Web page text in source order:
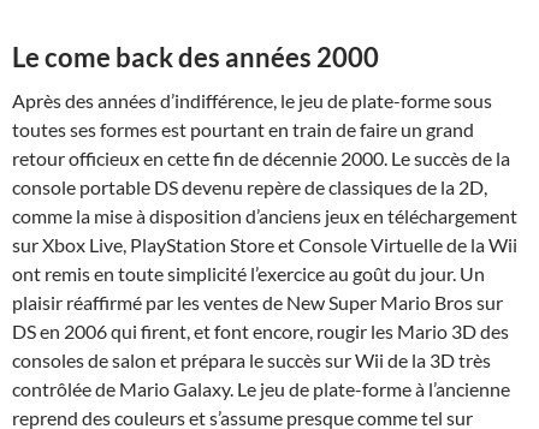
Le come back des années 2000
Après des années d’indifférence, le jeu de plate-forme sous
toutes ses formes est pourtant en train de faire un grand
retour officieux en cette fin de décennie 2000. Le succès de la
console portable DS devenu repère de classiques de la 2D,
comme la mise à disposition d’anciens jeux en téléchargement
sur Xbox Live, PlayStation Store et Console Virtuelle de la Wii
ont remis en toute simplicité l’exercice au goût du jour. Un
plaisir réaffirmé par les ventes de New Super Mario Bros sur
DS en 2006 qui firent, et font encore, rougir les Mario 3D des
consoles de salon et prépara le succès sur Wii de la 3D très
contrôlée de Mario Galaxy. Le jeu de plate-forme à l’ancienne
reprend des couleurs et s’assume presque comme tel sur